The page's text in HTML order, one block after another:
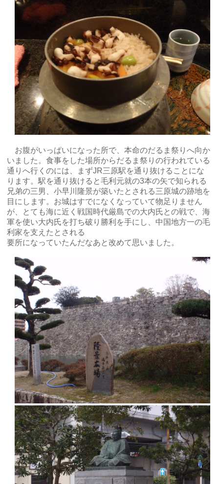
お腹がいっぱいになった所で、本命のだるま祭りへ向か
いました。食事をした場所からだるま祭りの行われている
通りへ行くのには、まずJR三原駅を通り抜けることにな
ります。駅を通り抜けると毛利元就の3本の矢で知られる
兄弟の三男、小早川隆景が築いたとされる三原城の跡地を
目にします。お城はすでになくなっていて物足りません
が、とても海に近く戦国時代厳島での大内氏との戦で、海
軍を使い大内氏を打ち破り勝利を手にし、中国地方一の毛
利家を支えたとされる
要所になっていたんだなあと改めて思いました。